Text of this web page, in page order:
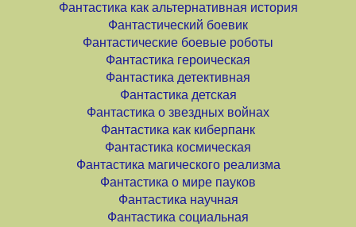
Фантастика как альтернативная история
Фантастический боевик
Фантастические боевые роботы
Фантастика героическая
Фантастика детективная
Фантастика детская
Фантастика о звездных войнах
Фантастика как киберпанк
Фантастика космическая
Фантастика магического реализма
Фантастика о мире пауков
Фантастика научная
Фантастика социальная